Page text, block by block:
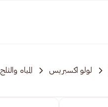
لولو اكسبريس المياه والثلج